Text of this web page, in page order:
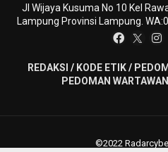
Jl Wijaya Kusuma No 10 Kel
Lampung Provinsi Lampung.
REDAKSI / KODE ETIK/
PEDOMAN WARTAWAN
©2022